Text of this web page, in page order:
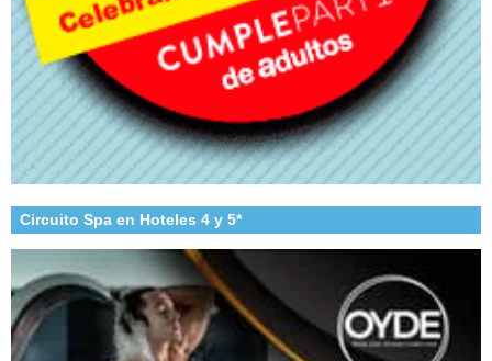
Circuito Spa en Hoteles 4 y 5*